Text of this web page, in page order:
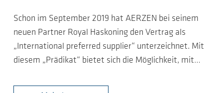
Schon im September 2019 hat AERZEN bei seinem
neuen Partner Royal Haskoning den Vertrag als
„International preferred supplier“ unterzeichnet. Mit
diesem „Prädikat“ bietet sich die Möglichkeit, mit…